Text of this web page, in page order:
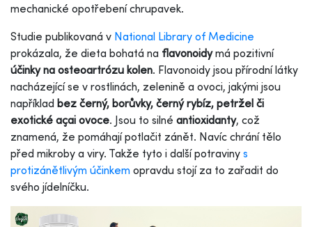
mechanické opotřebení chrupavek.
Studie publikovaná v National Library of Medicine
prokázala, že dieta bohatá na flavonoidymá pozitivní
účinky na osteoartrózu kolen. Flavonoidy jsou přírodní látky
nacházející se v rostlinách, zelenině a ovoci, jakými jsou
například bez černý, borůvky, černý rybíz, petržel či
exotické açai ovoce. Jsou to silné antioxidanty, což
znamená, že pomáhají potlačit zánět. Navíc chrání tělo
před mikroby a viry. Takže tyto i další potraviny s
protizánětlivým účinkem opravdu stojí za to zařadit do
svého jídelníčku.